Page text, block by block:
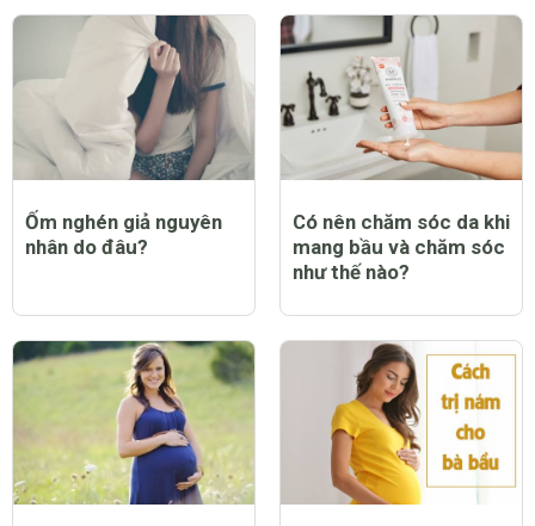
Ốm nghén giả nguyên
nhân do đâu?
Có nên chăm sóc da khi
mang bầu và chăm sóc
như thế nào?